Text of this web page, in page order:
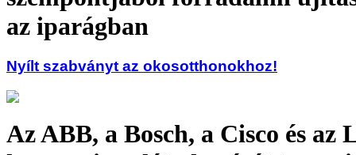
az iparágban
Nyílt szabványt az okosotthonokhoz!
Az ABB, a Bosch, a Cisco és az